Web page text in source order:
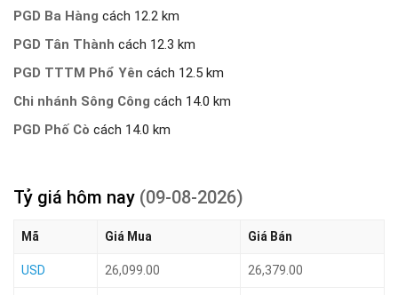
PGD Ba Hàng cách 12.2 km
PGD Tân Thành cách 12.3 km
PGD TTTM Phổ Yên cách 12.5 km
Chi nhánh Sông Công cách 14.0 km
PGD Phố Cò cách 14.0 km
Tỷ giá hôm nay (09-08-2026)
Mã Giá Mua Giá Bán
USD 26,099.00 26,379.00